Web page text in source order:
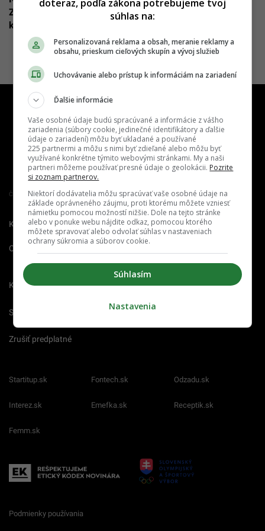
Zvuk burácania bolo počuť na vzdialenosť niekoľkých
kilometrov
Člen združenia IAB Slovakia
Kontakt Inzercia Cenník
O nás
Kariéra
Spravovať notifikácie
Zrušiť predplatné
Startitup.sk Fontech.sk Odzadu.sk
Interez.sk Emefka.sk Receptik.sk
Femm.sk
Podmienky používania
doteraz, podľa zákona potrebujeme tvoj
súhlas na:
Personalizovaná reklama a obsah, meranie reklamy a
obsahu, prieskum cieľových skupín a vývoj služieb
Uchovávanie alebo prístup k informáciám na zariadení
Ďalšie informácie
Vaše osobné údaje budú spracúvané a informácie z vášho
zariadenia (súbory cookie, jedinečné identifikátory a ďalšie
údaje o zariadení) môžu byť ukladané a používané
225 partnermi a môžu s nimi byť zdieľané alebo môžu byť
využívané konkrétne týmito webovými stránkami. My a naši
partneri môžeme používať presné údaje o geolokácii. Pozrite
si zoznam partnerov.
Niektorí dodávatelia môžu spracúvať vaše osobné údaje na
základe oprávneného záujmu, proti ktorému môžete vzniesť
námietku pomocou možností nižšie. Dole na tejto stránke
alebo v ponuke webu nájdite odkaz, pomocou ktorého
môžete spravovať alebo odvolať súhlas v nastaveniach
ochrany súkromia a súborov cookie.
Súhlasím
Nastavenia